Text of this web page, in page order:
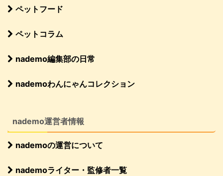
ペットフード
ペットコラム
nademo編集部の日常
nademoわんにゃんコレクション
nademo運営者情報
nademoの運営について
nademoライター・監修者一覧